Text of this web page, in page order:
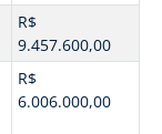
R$
9.457.600,00
R$
6.006.000,00